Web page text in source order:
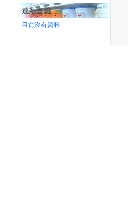
連結書籤
目前沒有資料